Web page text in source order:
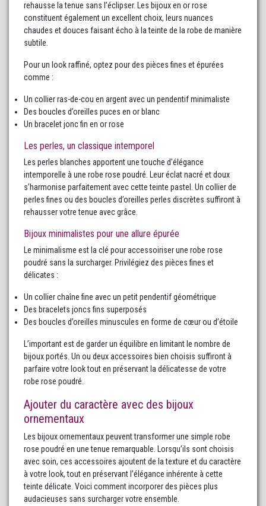
rehausse la tenue sans l’éclipser. Les bijoux en or rose
constituent également un excellent choix, leurs nuances
chaudes et douces faisant écho à la teinte de la robe de manière
subtile.
Pour un look raffiné, optez pour des pièces fines et épurées
comme :
Un collier ras-de-cou en argent avec un pendentif minimaliste
Des boucles d’oreilles puces en or blanc
Un bracelet jonc fin en or rose
Les perles, un classique intemporel
Les perles blanches apportent une touche d’élégance
intemporelle à une robe rose poudré. Leur éclat nacré et doux
s’harmonise parfaitement avec cette teinte pastel. Un collier de
perles fines ou des boucles d’oreilles perles discrètes suffiront à
rehausser votre tenue avec grâce.
Bijoux minimalistes pour une allure épurée
Le minimalisme est la clé pour accessoiriser une robe rose
poudré sans la surcharger. Privilégiez des pièces fines et
délicates :
Un collier chaîne fine avec un petit pendentif géométrique
Des bracelets joncs fins superposés
Des boucles d’oreilles minuscules en forme de cœur ou d’étoile
L’important est de garder un équilibre en limitant le nombre de
bijoux portés. Un ou deux accessoires bien choisis suffiront à
parfaire votre look tout en préservant la délicatesse de votre
robe rose poudré.
Ajouter du caractère avec des bijoux
ornementaux
Les bijoux ornementaux peuvent transformer une simple robe
rose poudré en une tenue remarquable. Lorsqu’ils sont choisis
avec soin, ces accessoires ajoutent de la texture et du caractère
à votre look, tout en préservant l’élégance inhérente à cette
teinte délicate. Voici comment incorporer des pièces plus
audacieuses sans surcharger votre ensemble.